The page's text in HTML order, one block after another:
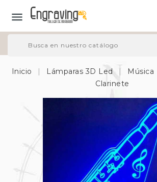

Inicio Lámparas 3D Led Música
Clarinete